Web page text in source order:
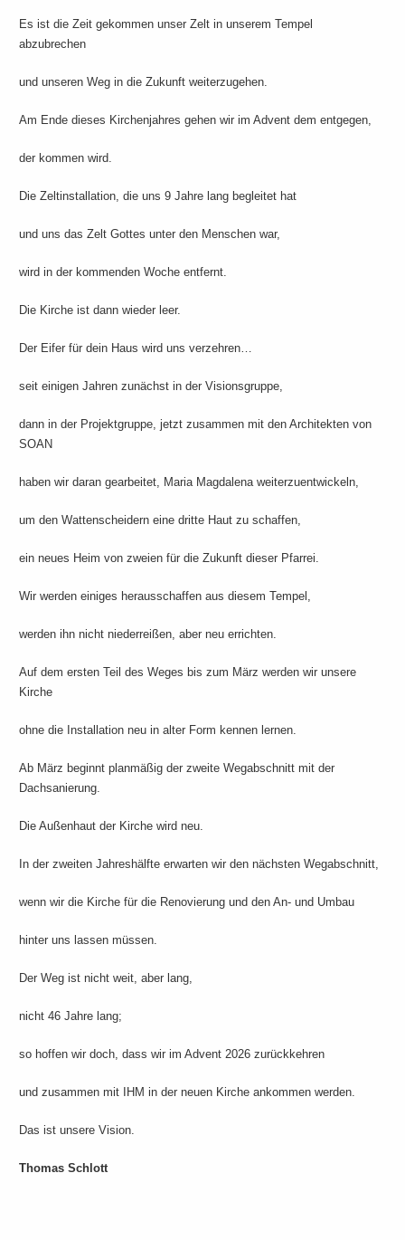
Es ist die Zeit gekommen unser Zelt in unserem Tempel
abzubrechen
und unseren Weg in die Zukunft weiterzugehen.
Am Ende dieses Kirchenjahres gehen wir im Advent dem entgegen,
der kommen wird.
Die Zeltinstallation, die uns 9 Jahre lang begleitet hat
und uns das Zelt Gottes unter den Menschen war,
wird in der kommenden Woche entfernt.
Die Kirche ist dann wieder leer.
Der Eifer für dein Haus wird uns verzehren…
seit einigen Jahren zunächst in der Visionsgruppe,
dann in der Projektgruppe, jetzt zusammen mit den Architekten von
SOAN
haben wir daran gearbeitet, Maria Magdalena weiterzuentwickeln,
um den Wattenscheidern eine dritte Haut zu schaffen,
ein neues Heim von zweien für die Zukunft dieser Pfarrei.
Wir werden einiges herausschaffen aus diesem Tempel,
werden ihn nicht niederreißen, aber neu errichten.
Auf dem ersten Teil des Weges bis zum März werden wir unsere
Kirche
ohne die Installation neu in alter Form kennen lernen.
Ab März beginnt planmäßig der zweite Wegabschnitt mit der
Dachsanierung.
Die Außenhaut der Kirche wird neu.
In der zweiten Jahreshälfte erwarten wir den nächsten Wegabschnitt,
wenn wir die Kirche für die Renovierung und den An- und Umbau
hinter uns lassen müssen.
Der Weg ist nicht weit, aber lang,
nicht 46 Jahre lang;
so hoffen wir doch, dass wir im Advent 2026 zurückkehren
und zusammen mit IHM in der neuen Kirche ankommen werden.
Das ist unsere Vision.
Thomas Schlott